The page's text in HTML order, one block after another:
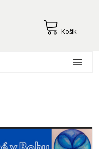
Košík